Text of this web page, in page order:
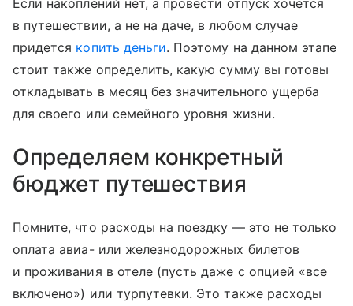
в путешествии, а не на даче, в любом случае
придется копить деньги. Поэтому на данном этапе
стоит также определить, какую сумму вы готовы
откладывать в месяц без значительного ущерба
для своего или семейного уровня жизни.
Определяем конкретный
бюджет путешествия
Помните, что расходы на поездку — это не только
оплата авиа- или железнодорожных билетов
и проживания в отеле (пусть даже с опцией «все
включено») или турпутевки. Это также расходы